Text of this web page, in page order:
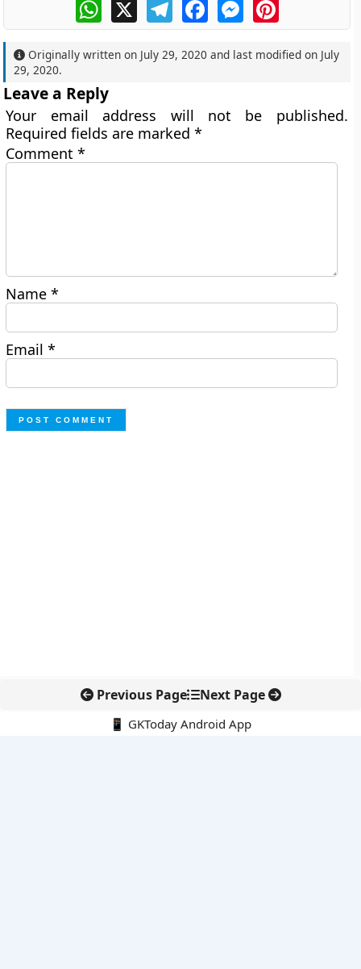
Originally written on July 29, 2020 and last modified on July
29, 2020.
Leave a Reply
Your email address will not be published.
Required fields are marked*
Comment*
Name*
Email*
Previous Page Next Page
📱 GKToday Android App